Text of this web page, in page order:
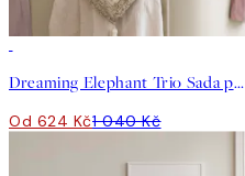
Dreaming Elephant Trio Sada plakátů
Od 624 Kč1 040 Kč